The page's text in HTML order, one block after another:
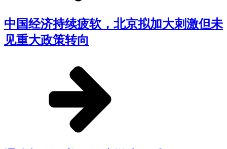
中国经济持续疲软，北京拟加大刺激但未
见重大政策转向